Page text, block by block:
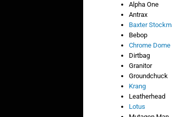
Alpha One
Antrax
Baxter
Bebop
Chrome Dome
Dirtbag
Granitor
Groundchuck
Krang
Leatherhead
Lotus